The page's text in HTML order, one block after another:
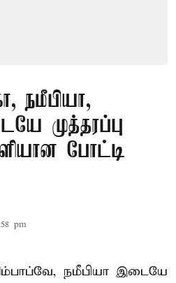
நமீபியா,
முத்தரப்பு
போட்டி
pm
நமீபியா இடையே